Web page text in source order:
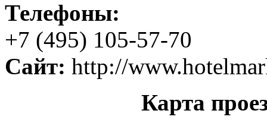
Телефоны:
+7 (495) 105-57-70
Сайт: http://
Карта